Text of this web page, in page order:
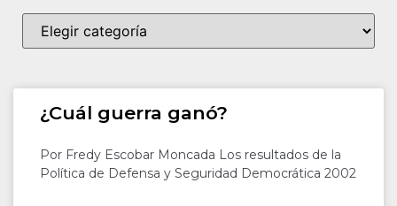
¿Cuál guerra ganó?
Por Fredy Escobar Moncada Los resultados de la
Política de Defensa y Seguridad Democrática 2002